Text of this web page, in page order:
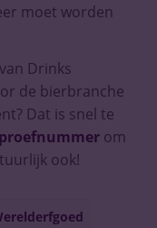
moet worden
Drinks
de bierbranche
Dat is snel te
proefnummer om
ook!